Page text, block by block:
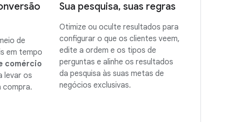
de
em tempo
comércio
levar os
compra.
Sua pesquisa, suas regras
Otimize ou oculte resultados para
configurar o que os clientes veem,
edite a ordem e os tipos de
perguntas e alinhe os resultados
da pesquisa às suas metas de
negócios exclusivas.